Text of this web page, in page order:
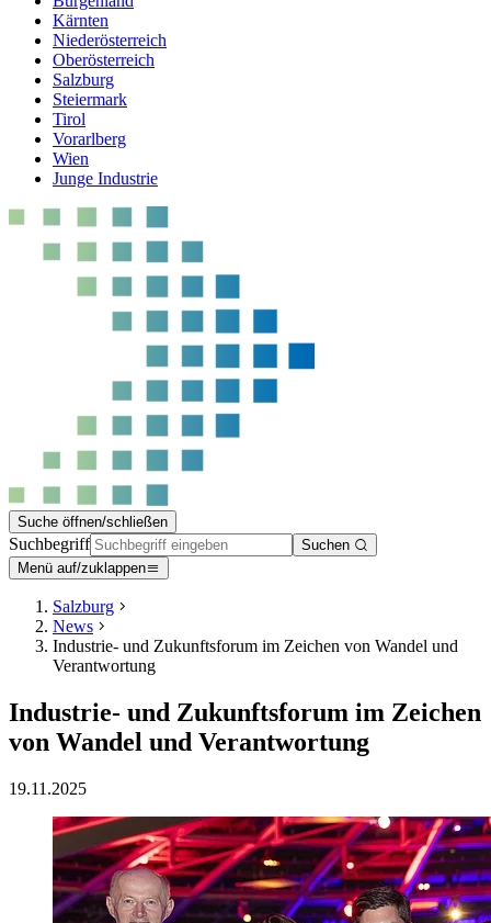
Kärnten
Niederösterreich
Oberösterreich
Salzburg
Steiermark
Tirol
Vorarlberg
Wien
Junge Industrie
Suche öffnen/schließen
Suchbegriff
Suchen
Menü auf/zuklappen
Salzburg
News
Industrie- und Zukunftsforum im Zeichen von Wandel und
Verantwortung
Industrie- und Zukunftsforum im Zeichen
von Wandel und Verantwortung
19.11.2025